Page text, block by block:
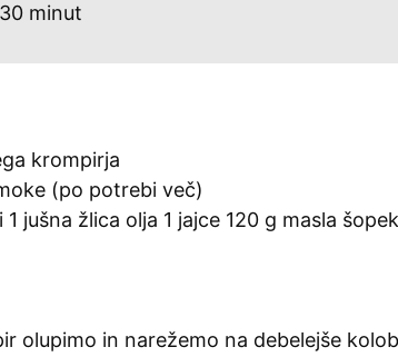
minut
krompirja
(po potrebi več)
1 jušna žlica olja 1 jajce 120 g masla
olupimo in narežemo na debelejše